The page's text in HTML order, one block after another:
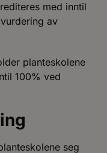
med inntil
av
planteskolene
100% ved
seg